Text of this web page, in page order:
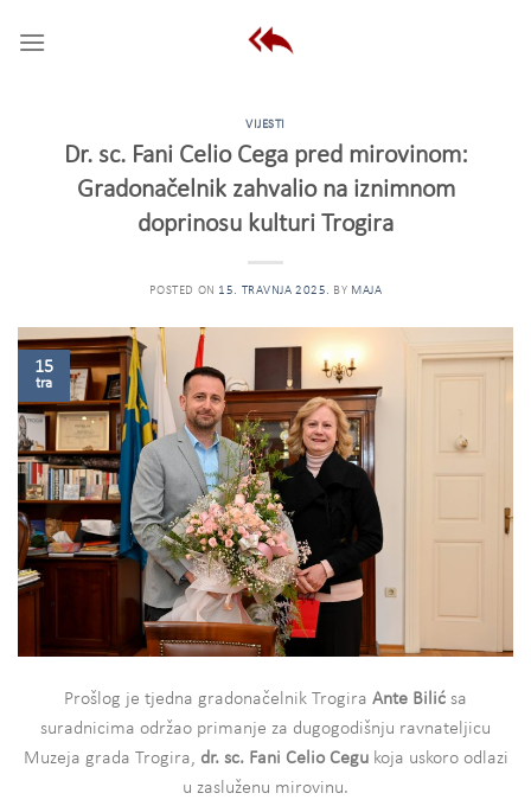
VIJESTI
Dr. sc. Fani Celio Cega pred mirovinom:
Gradonačelnik zahvalio na iznimnom
doprinosu kulturi Trogira
POSTED ON 15. TRAVNJA 2025. BY MAJA
15
tra
Prošlog je tjedna gradonačelnik Trogira Ante Bilić sa
suradnicima održao primanje za dugogodišnju ravnateljicu
Muzeja grada Trogira, dr. sc. Fani Celio Cegukoja uskoro odlazi
u zasluženu mirovinu.